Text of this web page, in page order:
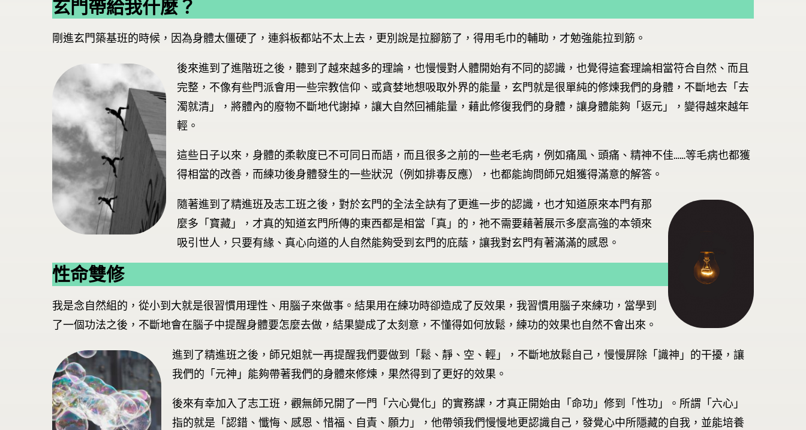
玄門帶給我什麼？
剛進玄門築基班的時候，因為身體太僵硬了，連斜板都站不太上去，更別說是拉腳筋了，得用毛巾的輔助，才勉強能拉到筋。
後來進到了進階班之後，聽到了越來越多的理論，也慢慢對人體開始有不同的認識，也覺得這套理論相當符合自然、而且
完整，不像有些門派會用一些宗教信仰、或貪婪地想吸取外界的能量，玄門就是很單純的修煉我們的身體，不斷地去「去
濁就清」，將體內的廢物不斷地代謝掉，讓大自然回補能量，藉此修復我們的身體，讓身體能夠「返元」，變得越來越年
輕。
這些日子以來，身體的柔軟度已不可同日而語，而且很多之前的一些老毛病，例如痛風、頭痛、精神不佳……等毛病也都獲
得相當的改善，而練功後身體發生的一些狀況（例如排毒反應），也都能詢問師兄姐獲得滿意的解答。
隨著進到了精進班及志工班之後，對於玄門的全法全訣有了更進一步的認識，也才知道原來本門有那
麼多「寶藏」，才真的知道玄門所傳的東西都是相當「真」的，祂不需要藉著展示多麼高強的本領來
吸引世人，只要有緣、真心向道的人自然能夠受到玄門的庇蔭，讓我對玄門有著滿滿的感恩。
性命雙修
我是念自然組的，從小到大就是很習慣用理性、用腦子來做事。結果用在練功時卻造成了反效果，我習慣用腦子來練功，當學到
了一個功法之後，不斷地會在腦子中提醒身體要怎麼去做，結果變成了太刻意，不懂得如何放鬆，練功的效果也自然不會出來。
進到了精進班之後，師兄姐就一再提醒我們要做到「鬆、靜、空、輕」，不斷地放鬆自己，慢慢屏除「識神」的干擾，讓
我們的「元神」能夠帶著我們的身體來修煉，果然得到了更好的效果。
後來有幸加入了志工班，觀無師兄開了一門「六心覺化」的實務課，才真正開始由「命功」修到「性功」。所謂「六心」
指的就是「認錯、懺悔、感恩、惜福、自責、願力」，他帶領我們慢慢地更認識自己，發覺心中所隱藏的自我，並能培養